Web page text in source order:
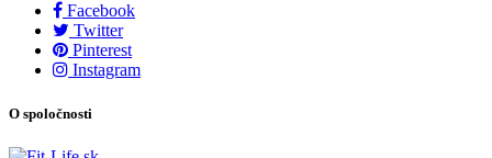
Facebook
Twitter
Pinterest
Instagram
O spoločnosti